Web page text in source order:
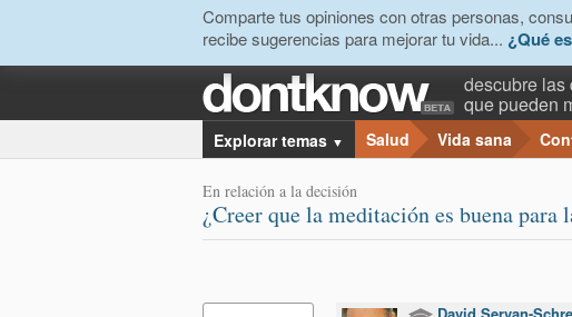
Comparte tus opiniones con otras personas,
recibe sugerencias para mejorar tu vida... ¿Qué
descubre las
que pueden
Explorar temas ▼ Salud Vida sana
En relación a la decisión
¿Creer que la meditación es buena para